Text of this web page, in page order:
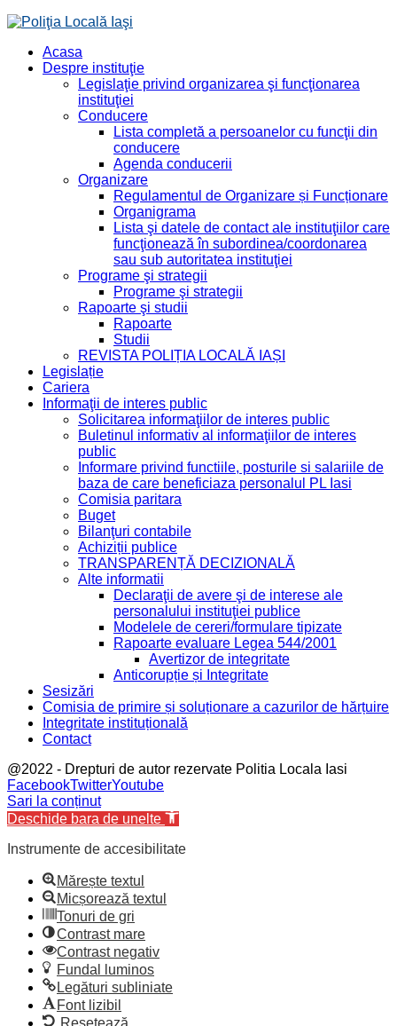
Acasa
Despre instituţie
Legislaţie privind organizarea şi funcţionarea
instituţiei
Conducere
Lista completă a persoanelor cu funcţii din
conducere
Agenda conducerii
Organizare
Regulamentul de Organizare și Funcționare
Organigrama
Lista şi datele de contact ale instituţiilor care
funcţionează în subordinea/coordonarea
sau sub autoritatea instituţiei
Programe şi strategii
Programe şi strategii
Rapoarte şi studii
Rapoarte
Studii
REVISTA POLIȚIA LOCALĂ IAȘI
Legislație
Cariera
Informaţii de interes public
Solicitarea informaţiilor de interes public
Buletinul informativ al informaţiilor de interes
public
Informare privind functiile, posturile si salariile de
baza de care beneficiaza personalul PL Iasi
Comisia paritara
Buget
Bilanţuri contabile
Achiziții publice
TRANSPARENȚĂ DECIZIONALĂ
Alte informatii
Declaraţii de avere şi de interese ale
personalului instituţiei publice
Modelele de cereri/formulare tipizate
Rapoarte evaluare Legea 544/2001
Avertizor de integritate
Anticorupție și Integritate
Sesizări
Comisia de primire și soluționare a cazurilor de hărțuire
Integritate instituțională
Contact
@2022 - Drepturi de autor rezervate Politia Locala Iasi
FacebookTwitterYoutube
Sari la conținut
Deschide bara de unelte
Instrumente de accesibilitate
Mărește textul
Micșorează textul
Tonuri de gri
Contrast mare
Contrast negativ
Fundal luminos
Legături subliniate
Font lizibil
Resetează